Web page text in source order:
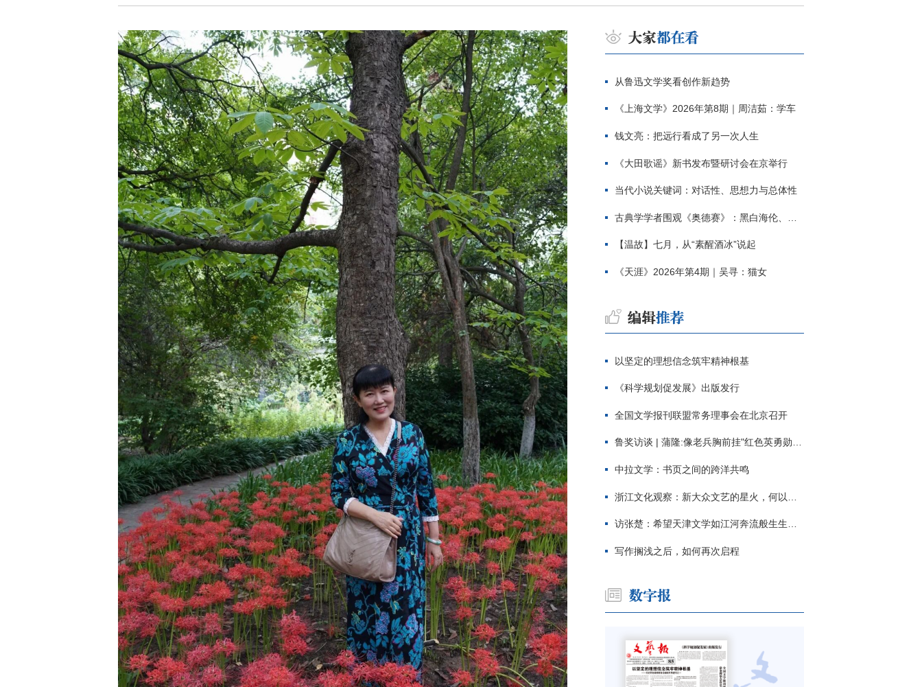
从鲁迅文学奖看创作新趋势
《上海文学》2026年第8期｜周洁茹：学车
钱文亮：把远行看成了另一次人生
《大田歌谣》新书发布暨研讨会在京举行
当代小说关键词：对话性、思想力与总体性
古典学学者围观《奥德赛》：黑白海伦、佩涅罗佩的别针与神秘入侵者
【温故】七月，从“素醒酒冰”说起
《天涯》2026年第4期｜吴寻：猫女
以坚定的理想信念筑牢精神根基
《科学规划促发展》出版发行
全国文学报刊联盟常务理事会在北京召开
鲁奖访谈 | 蒲隆:像老兵胸前挂"红色英勇勋章"
中拉文学：书页之间的跨洋共鸣
浙江文化观察：新大众文艺的星火，何以燎原？
访张楚：希望天津文学如江河奔流般生生不息
写作搁浅之后，如何再次启程